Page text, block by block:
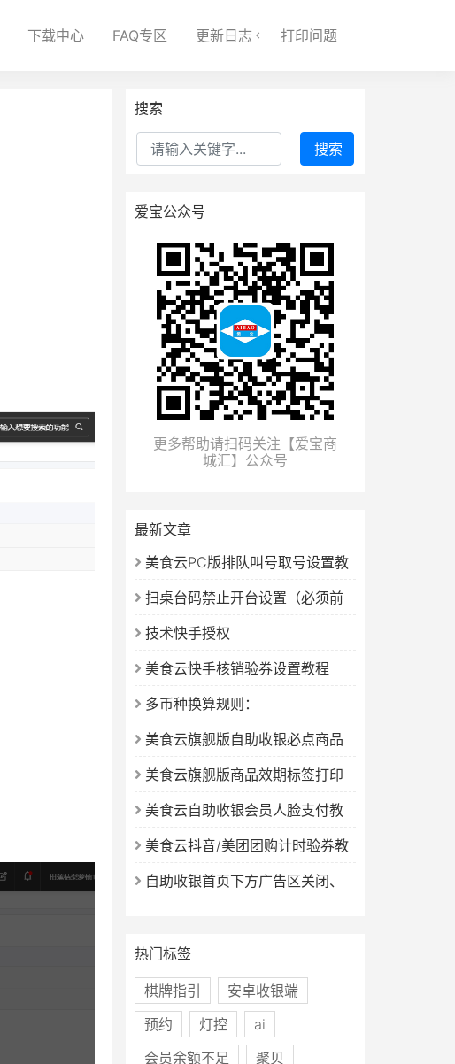
下载中心 FAQ专区 更新日志 打印问题
搜索
搜索
爱宝公众号
更多帮助请扫码关注【爱宝商
城汇】公众号
最新文章
美食云PC版排队叫号取号设置教
程（新版）
扫桌台码禁止开台设置（必须前
台先开台）
技术快手授权
美食云快手核销验券设置教程
多币种换算规则：
美食云旗舰版自助收银必点商品
设置教程
美食云旗舰版商品效期标签打印
设置教程
美食云自助收银会员人脸支付教
程美食云抖音/美团团购计时验券教
程自助收银首页下方广告区关闭、
热门标签
棋牌指引
安卓收银端
预约
灯控
ai
会员余额不足
聚贝